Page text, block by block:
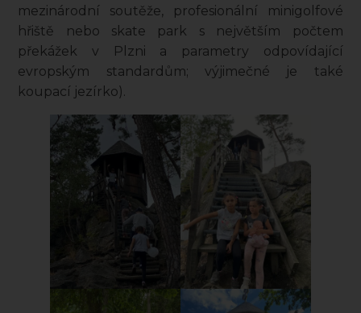
mezinárodní soutěže, profesionální minigolfové
hřiště nebo skate park s největším počtem
překážek v Plzni a parametry odpovídající
evropským standardům; výjimečné je také
koupací jezírko).